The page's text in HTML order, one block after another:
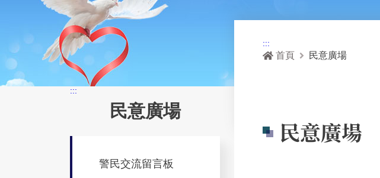
:::
民意廣場
警民交流留言板
:::
首頁 民意廣場
民意廣場